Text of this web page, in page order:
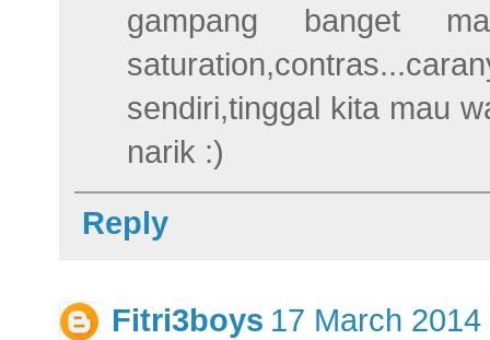
gampang banget
sendiri,tinggal kita mau
narik :)
Reply
Fitri3boys 17 March